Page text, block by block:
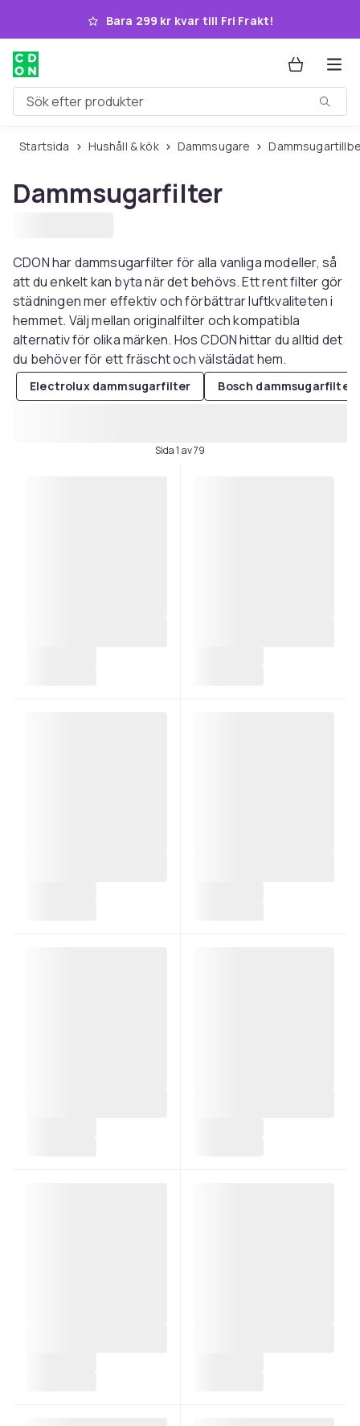
Hoppa till huvudinnehållet
Bara 299 kr kvar till Fri Frakt!
Sök efter produkter
Startsida Hushåll & kök Dammsugare
Dammsugarfilter
CDON har dammsugarfilter för alla vanliga modeller, så
att du enkelt kan byta när det behövs. Ett rent filter gör
städningen mer effektiv och förbättrar luftkvaliteten i
hemmet. Välj mellan originalfilter och kompatibla
alternativ för olika märken. Hos CDON hittar du alltid det
du behöver för ett fräscht och välstädat hem.
Electrolux dammsugarfilter Bosch dammsugarfilter
Sida 1 av 79